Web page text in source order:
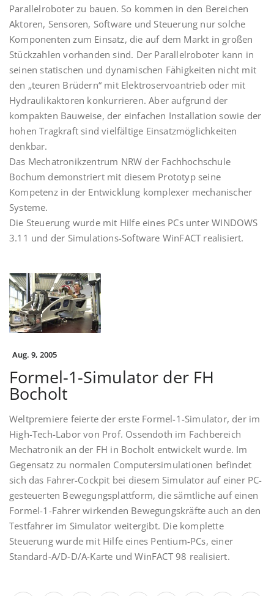
Parallelroboter zu bauen. So kommen in den Bereichen
Aktoren, Sensoren, Software und Steuerung nur solche
Komponenten zum Einsatz, die auf dem Markt in großen
Stückzahlen vorhanden sind. Der Parallelroboter kann in
seinen statischen und dynamischen Fähigkeiten nicht mit
den „teuren Brüdern“ mit Elektroservoantrieb oder mit
Hydraulikaktoren konkurrieren. Aber aufgrund der
kompakten Bauweise, der einfachen Installation sowie der
hohen Tragkraft sind vielfältige Einsatzmöglichkeiten
denkbar.
Das Mechatronikzentrum NRW der Fachhochschule
Bochum demonstriert mit diesem Prototyp seine
Kompetenz in der Entwicklung komplexer mechanischer
Systeme.
Die Steuerung wurde mit Hilfe eines PCs unter WINDOWS
3.11 und der Simulations-Software WinFACT realisiert.
Aug. 9, 2005
Formel-1-Simulator der FH
Bocholt
Weltpremiere feierte der erste Formel-1-Simulator, der im
High-Tech-Labor von Prof. Ossendoth im Fachbereich
Mechatronik an der FH in Bocholt entwickelt wurde. Im
Gegensatz zu normalen Computersimulationen befindet
sich das Fahrer-Cockpit bei diesem Simulator auf einer PC-
gesteuerten Bewegungsplattform, die sämtliche auf einen
Formel-1-Fahrer wirkenden Bewegungskräfte auch an den
Testfahrer im Simulator weitergibt. Die komplette
Steuerung wurde mit Hilfe eines Pentium-PCs, einer
Standard-A/D-D/A-Karte und WinFACT 98 realisiert.